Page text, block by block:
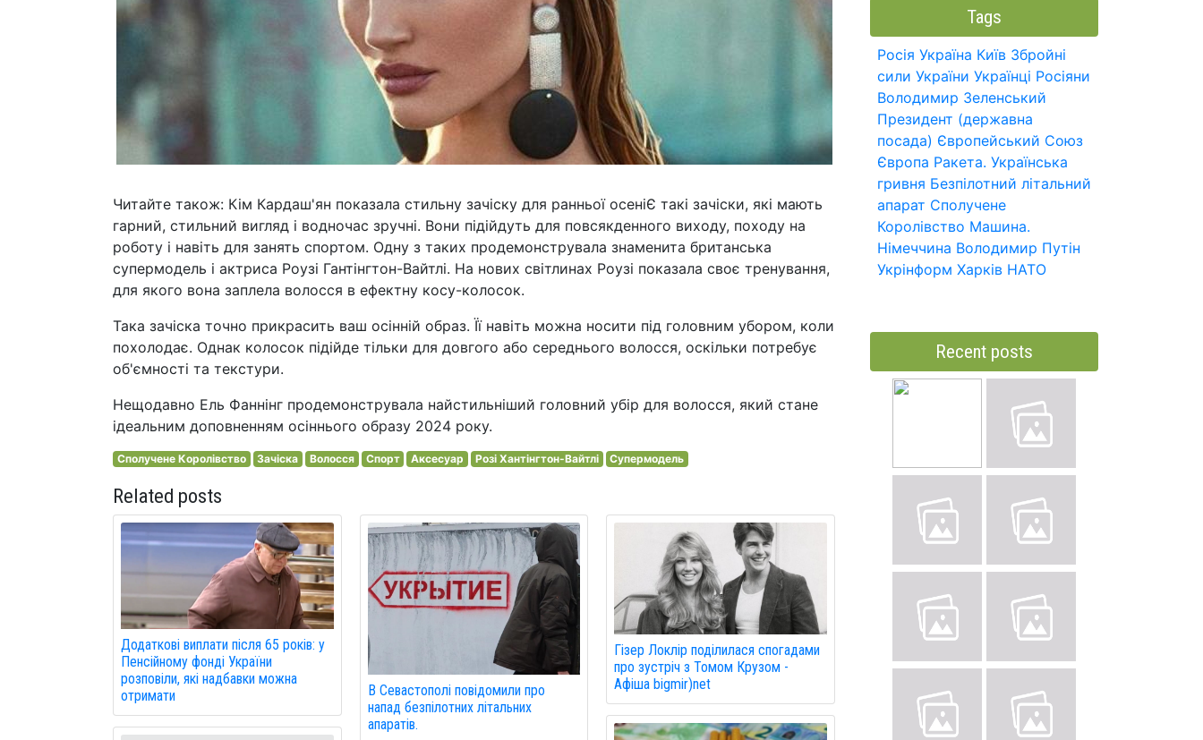
Читайте також: Кім Кардаш'ян показала стильну зачіску для ранньої осеніЄ такі зачіски, які мають
гарний, стильний вигляд і водночас зручні. Вони підійдуть для повсякденного виходу, походу на
роботу і навіть для занять спортом. Одну з таких продемонструвала знаменита британська
супермодель і актриса Роузі Гантінгтон-Вайтлі. На нових світлинах Роузі показала своє тренування,
для якого вона заплела волосся в ефектну косу-колосок.
Така зачіска точно прикрасить ваш осінній образ. Її навіть можна носити під головним убором, коли
похолодає. Однак колосок підійде тільки для довгого або середнього волосся, оскільки потребує
об'ємності та текстури.
Нещодавно Ель Фаннінг продемонструвала найстильніший головний убір для волосся, який стане
ідеальним доповненням осіннього образу 2024 року.
Сполучене Королівство Зачіска Волосся Спорт Аксесуар Розі Хантінгтон-Вайтлі Супермодель
Related posts
Додаткові виплати після 65 років: у
Пенсійному фонді України
розповіли, які надбавки можна
отримати
В Севастополі повідомили про
напад безпілотних літальних
апаратів.
Гізер Локлір поділилася спогадами
про зустріч з Томом Крузом -
Афіша bigmir)net
Tags
Росія Україна Київ Збройні
сили України Українці Росіяни
Володимир Зеленський
Президент (державна
посада) Європейський Союз
Європа Ракета. Українська
гривня Безпілотний літальний
апарат Сполучене
Королівство Машина.
Німеччина Володимир Путін
Укрінформ Харків НАТО
Recent posts